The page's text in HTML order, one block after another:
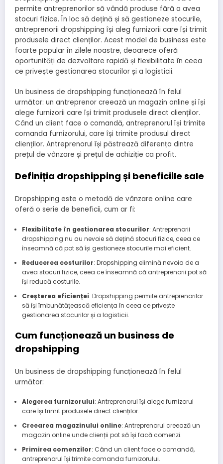
permite antreprenorilor să vândă produse fără a avea
stocuri fizice. În loc să dețină și să gestioneze stocurile,
antreprenorii dropshipping își aleg furnizorii care își trimit
produsele direct clienților. Acest model de business este
foarte popular în zilele noastre, deoarece oferă
oportunități de dezvoltare rapidă și flexibilitate în ceea
ce privește gestionarea stocurilor și a logisticii.
Un business de dropshipping funcționează în felul
următor: un antreprenor creează un magazin online și își
alege furnizorii care își trimit produsele direct clienților.
Când un client face o comandă, antreprenorul își trimite
comanda furnizorului, care își trimite produsul direct
clienților. Antreprenorul își păstrează diferența dintre
prețul de vânzare și prețul de achiziție ca profit.
Definiția dropshipping și beneficiile sale
Dropshipping este o metodă de vânzare online care
oferă o serie de beneficii, cum ar fi:
Flexibilitate în gestionarea stocurilor: Antreprenorii
dropshipping nu au nevoie să dețină stocuri fizice, ceea ce
înseamnă că pot să își gestioneze stocurile mai eficient.
Reducerea costurilor: Dropshipping elimină nevoia de a
avea stocuri fizice, ceea ce înseamnă că antreprenorii pot să
își reducă costurile.
Creșterea eficienței: Dropshipping permite antreprenorilor
să își îmbunătățească eficiența în ceea ce privește
gestionarea stocurilor și a logisticii.
Cum funcționează un business de
dropshipping
Un business de dropshipping funcționează în felul
următor:
Alegerea furnizorului: Antreprenorul își alege furnizorul
care își trimit produsele direct clienților.
Creearea magazinului online: Antreprenorul creează un
magazin online unde clienții pot să își facă comenzi.
Primirea comenzilor: Când un client face o comandă,
antreprenorul își trimite comanda furnizorului.